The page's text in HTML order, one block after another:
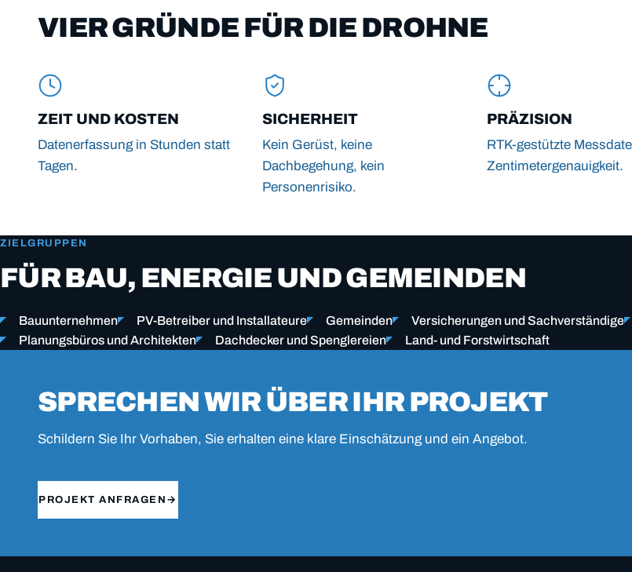
VIER GRÜNDE FÜR DIE DROHNE
ZEIT UND KOSTEN
Datenerfassung in Stunden statt
Tagen.
SICHERHEIT
Kein Gerüst, keine
Dachbegehung, kein
Personenrisiko.
PRÄZISION
RTK-gestützte
Zentimetergenauigkeit.
ZIELGRUPPEN
FÜR BAU, ENERGIE UND GEMEINDEN
Bauunternehmen PV-Betreiber und Installateure Gemeinden Versicherungen und Sachverständige
Planungsbüros und Architekten
Dachdecker und Spenglereien Land- und Forstwirtschaft
SPRECHEN WIR ÜBER IHR PROJEKT
Schildern Sie Ihr Vorhaben, Sie erhalten eine klare Einschätzung und ein Angebot.
PROJEKT ANFRAGEN →